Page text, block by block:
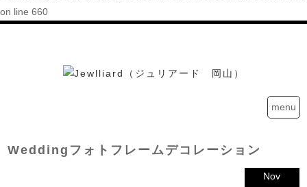
on line 660
menu
Weddingフォトフレームデコレーション
Nov